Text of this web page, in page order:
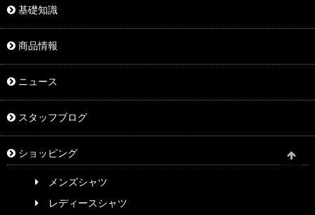
基礎知識
商品情報
ニュース
スタッフブログ
ショッピング
メンズシャツ
レディースシャツ